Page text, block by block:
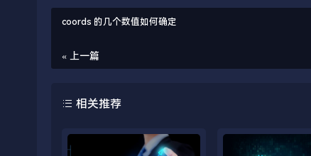
coords 的几个数值如何确定
« 上一篇
相关推荐